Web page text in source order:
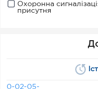
Охоронна
присутня
0-02-05-